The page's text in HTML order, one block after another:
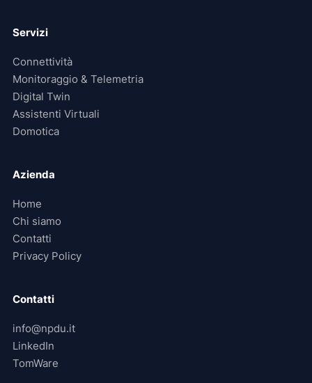
Servizi
Connettività
Monitoraggio & Telemetria
Digital Twin
Assistenti Virtuali
Domotica
Azienda
Home
Chi siamo
Contatti
Privacy Policy
Contatti
info@npdu.it
LinkedIn
TomWare